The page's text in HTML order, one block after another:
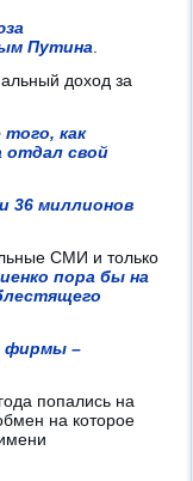
Путина
доход за
того, как
отдал свой
36 миллионов
СМИ и только
пора бы на
фирмы –
попались на
на которое